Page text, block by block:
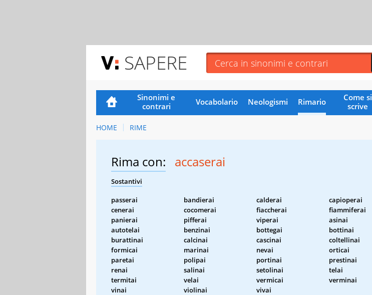
SAPERE
Sinonimi e
contrari
Vocabolario Neologismi Rimario
Come si
scrive
HOME RIME
Rima con: accaserai
Sostantivi
passerai bandierai calderai
capioperai
cenerai
cocomerai fiaccherai
fiammiferai
panierai
pifferai viperai
asinai
autotelai
benzinai bottegai
bottinai
burattinai
calcinai cascinai
coltellinai
formicai
marinai nevai
orticai
paretai
polipai portinai
prestinai
renai
salinai setolinai
telai
termitai
velai vermicai
verminai
vinai
violinai vivai